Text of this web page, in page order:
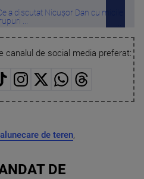
a discutat Nicușor Dan cu micile
...
canalul de social media preferat:
alunecare de teren,
DE